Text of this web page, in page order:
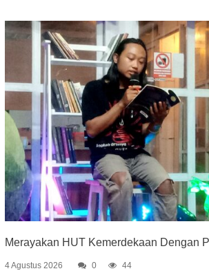
Merayakan HUT Kemerdekaan Dengan
4 Agustus 2026 0 44